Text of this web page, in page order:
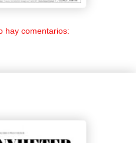
hay comentarios: